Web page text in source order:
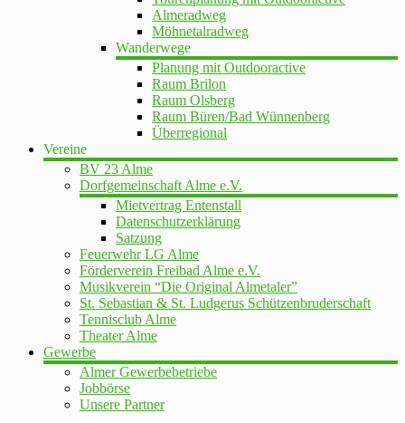
Almeradweg
Möhnetalradweg
Wanderwege
Planung mit Outdooractive
Raum Brilon
Raum Olsberg
Raum Büren/Bad Wünnenberg
Überregional
Vereine
BV 23 Alme
Dorfgemeinschaft Alme e.V.
Mietvertrag Entenstall
Datenschutzerklärung
Satzung
Feuerwehr LG Alme
Förderverein Freibad Alme e.V.
Musikverein “Die Original Almetaler”
St. Sebastian & St. Ludgerus Schützenbruderschaft
Tennisclub Alme
Theater Alme
Gewerbe
Almer Gewerbebetriebe
Jobbörse
Unsere Partner